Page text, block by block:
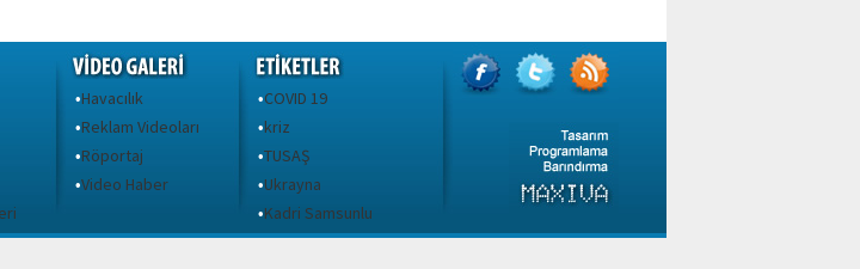
•Havacılık
•Reklam Videoları
•Röportaj
•Video Haber
•COVID 19
•kriz
•TUSAŞ
•Ukrayna
•Kadri Samsunlu